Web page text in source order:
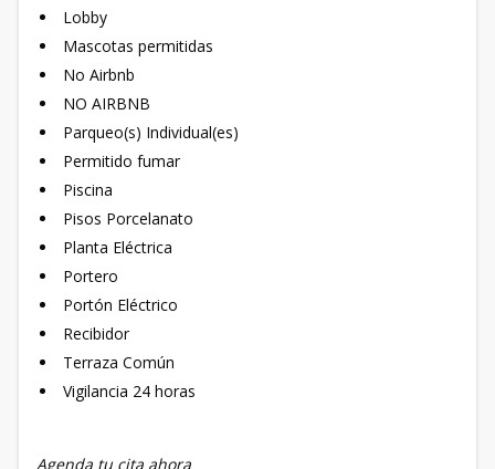
Lobby
Mascotas permitidas
No Airbnb
NO AIRBNB
Parqueo(s) Individual(es)
Permitido fumar
Piscina
Pisos Porcelanato
Planta Eléctrica
Portero
Portón Eléctrico
Recibidor
Terraza Común
Vigilancia 24 horas
Agenda tu cita ahora